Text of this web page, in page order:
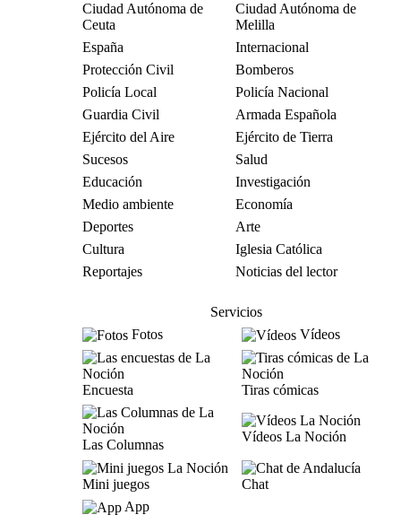
Ciudad Autónoma de
Ceuta
Ciudad Autónoma de
Melilla
España
Internacional
Protección Civil
Bomberos
Policía Local
Policía Nacional
Guardia Civil
Armada Española
Ejército del Aire
Ejército de Tierra
Sucesos
Salud
Educación
Investigación
Medio ambiente
Economía
Deportes
Arte
Cultura
Iglesia Católica
Reportajes
Noticias del lector
Servicios
Fotos
Vídeos
Encuesta Tiras cómicas
Las Columnas
Vídeos La Noción
Mini juegos
Chat
App